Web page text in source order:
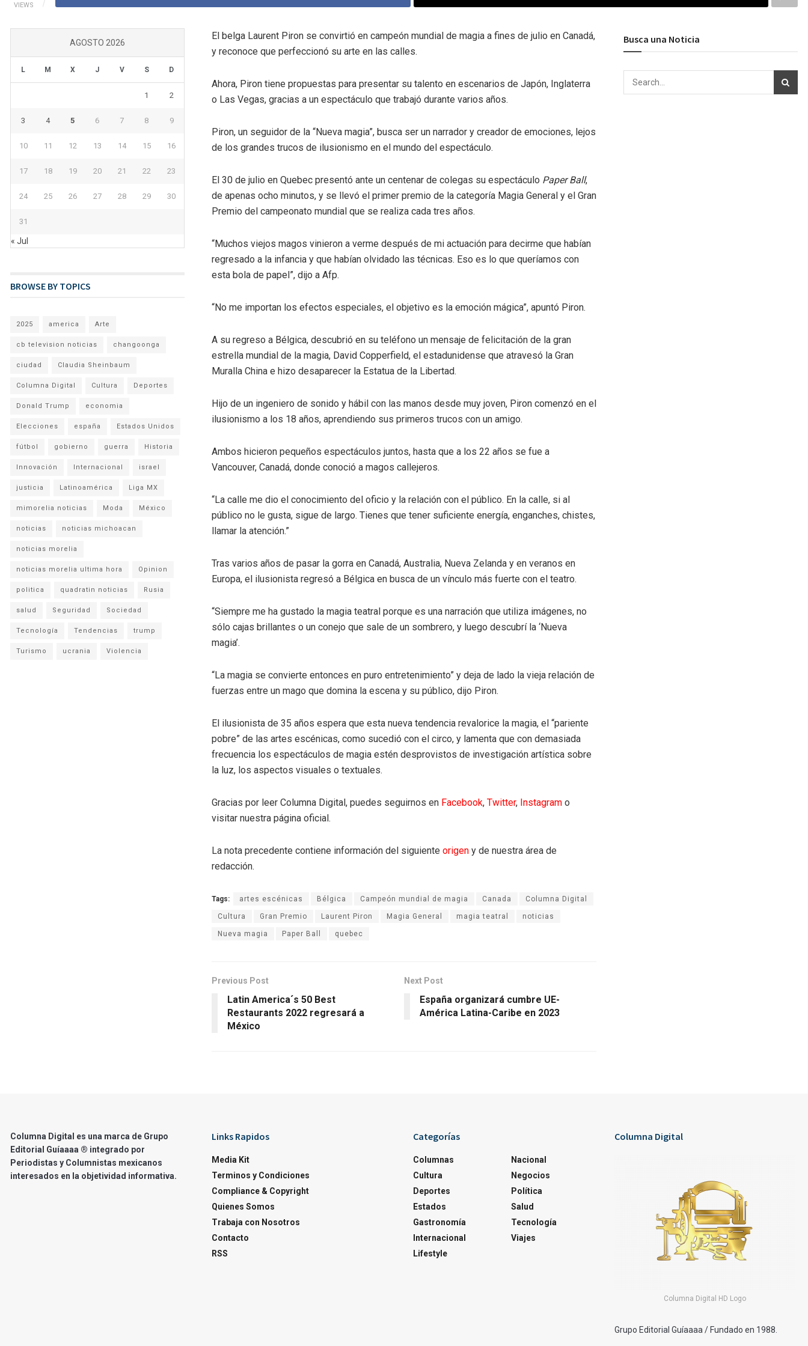
VIEWS
El belga Laurent Piron se convirtió en campeón mundial de magia a fines de julio en Canadá,
y reconoce que perfeccionó su arte en las calles.
Ahora, Piron tiene propuestas para presentar su talento en escenarios de Japón, Inglaterra
o Las Vegas, gracias a un espectáculo que trabajó durante varios años.
Piron, un seguidor de la “Nueva magia”, busca ser un narrador y creador de emociones, lejos
de los grandes trucos de ilusionismo en el mundo del espectáculo.
El 30 de julio en Quebec presentó ante un centenar de colegas su espectáculo Paper Ball,
de apenas ocho minutos, y se llevó el primer premio de la categoría Magia General y el Gran
Premio del campeonato mundial que se realiza cada tres años.
“Muchos viejos magos vinieron a verme después de mi actuación para decirme que habían
regresado a la infancia y que habían olvidado las técnicas. Eso es lo que queríamos con
esta bola de papel”, dijo a Afp.
“No me importan los efectos especiales, el objetivo es la emoción mágica”, apuntó Piron.
A su regreso a Bélgica, descubrió en su teléfono un mensaje de felicitación de la gran
estrella mundial de la magia, David Copperfield, el estadunidense que atravesó la Gran
Muralla China e hizo desaparecer la Estatua de la Libertad.
Hijo de un ingeniero de sonido y hábil con las manos desde muy joven, Piron comenzó en el
ilusionismo a los 18 años, aprendiendo sus primeros trucos con un amigo.
Ambos hicieron pequeños espectáculos juntos, hasta que a los 22 años se fue a
Vancouver, Canadá, donde conoció a magos callejeros.
“La calle me dio el conocimiento del oficio y la relación con el público. En la calle, si al
público no le gusta, sigue de largo. Tienes que tener suficiente energía, enganches, chistes,
llamar la atención.”
Tras varios años de pasar la gorra en Canadá, Australia, Nueva Zelanda y en veranos en
Europa, el ilusionista regresó a Bélgica en busca de un vínculo más fuerte con el teatro.
“Siempre me ha gustado la magia teatral porque es una narración que utiliza imágenes, no
sólo cajas brillantes o un conejo que sale de un sombrero, y luego descubrí la ‘Nueva
magia’.
“La magia se convierte entonces en puro entretenimiento” y deja de lado la vieja relación de
fuerzas entre un mago que domina la escena y su público, dijo Piron.
El ilusionista de 35 años espera que esta nueva tendencia revalorice la magia, el “pariente
pobre” de las artes escénicas, como sucedió con el circo, y lamenta que con demasiada
frecuencia los espectáculos de magia estén desprovistos de investigación artística sobre
la luz, los aspectos visuales o textuales.
Gracias por leer Columna Digital, puedes seguirnos en Facebook, Twitter, Instagram o
visitar nuestra página oficial.
La nota precedente contiene información del siguiente origen y de nuestra área de
redacción.
Tags: artes escénicas Bélgica Campeón mundial de magia Canada Columna Digital
Cultura Gran Premio Laurent Piron Magia General magia teatral noticias
Nueva magia Paper Ball quebec
Previous Post
Latin America´s 50 Best
Restaurants 2022 regresará a
México
Next Post
España organizará cumbre UE-
América Latina-Caribe en 2023
AGOSTO 2026
L M X J V S D
1 2
3 4 5 6 7 8 9
10 11 12 13 14 15 16
17 18 19 20 21 22 23
24 25 26 27 28 29 30
31
« Jul
BROWSE BY TOPICS
2025 america Arte
cb television noticias changoonga
ciudad Claudia Sheinbaum
Columna Digital Cultura Deportes
Donald Trump economia
Elecciones españa Estados Unidos
fútbol gobierno guerra Historia
Innovación Internacional israel
justicia Latinoamérica Liga MX
mimorelia noticias Moda México
noticias noticias michoacan
noticias morelia
noticias morelia ultima hora Opinion
politica quadratin noticias Rusia
salud Seguridad Sociedad
Tecnología Tendencias trump
Turismo ucrania Violencia
Busca una Noticia
Columna Digital es una marca de Grupo
Editorial Guíaaaa ® integrado por
Periodistas y Columnistas mexicanos
interesados en la objetividad informativa.
Links Rapidos
Media Kit
Terminos y Condiciones
Compliance & Copyright
Quienes Somos
Trabaja con Nosotros
Contacto
RSS
Categorías
Columnas
Cultura
Deportes
Estados
Gastronomía
Internacional
Lifestyle
Nacional
Negocios
Política
Salud
Tecnología
Viajes
Columna Digital
Columna Digital HD Logo
Grupo Editorial Guíaaaa / Fundado en 1988.